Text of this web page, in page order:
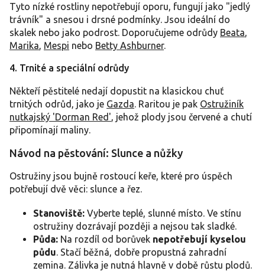
Tyto nízké rostliny nepotřebují oporu, fungují jako "jedlý
trávník" a snesou i drsné podmínky. Jsou ideální do
skalek nebo jako podrost. Doporučujeme odrůdy Beata,
Marika, Mespi nebo Betty Ashburner.
4. Trnité a speciální odrůdy
Někteří pěstitelé nedají dopustit na klasickou chuť
trnitých odrůd, jako je Gazda. Raritou je pak Ostružiník
nutkajský 'Dorman Red', jehož plody jsou červené a chutí
připomínají maliny.
Návod na pěstování: Slunce a nůžky
Ostružiny jsou bujně rostoucí keře, které pro úspěch
potřebují dvě věci: slunce a řez.
Stanoviště: Vyberte teplé, slunné místo. Ve stínu
ostružiny dozrávají později a nejsou tak sladké.
Půda: Na rozdíl od borůvek nepotřebují kyselou
půdu. Stačí běžná, dobře propustná zahradní
zemina. Zálivka je nutná hlavně v době růstu plodů.